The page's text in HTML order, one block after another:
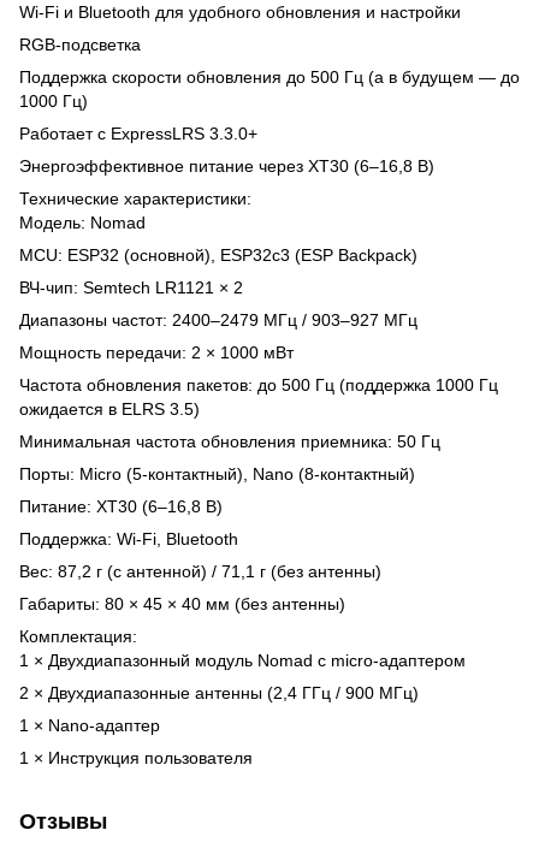
Wi-Fi и Bluetooth для удобного обновления и настройки
RGB-подсветка
Поддержка скорости обновления до 500 Гц (а в будущем — до
1000 Гц)
Работает с ExpressLRS 3.3.0+
Энергоэффективное питание через XT30 (6–16,8 В)
Технические характеристики:
Модель: Nomad
MCU: ESP32 (основной), ESP32c3 (ESP Backpack)
ВЧ-чип: Semtech LR1121 × 2
Диапазоны частот: 2400–2479 МГц / 903–927 МГц
Мощность передачи: 2 × 1000 мВт
Частота обновления пакетов: до 500 Гц (поддержка 1000 Гц
ожидается в ELRS 3.5)
Минимальная частота обновления приемника: 50 Гц
Порты: Micro (5-контактный), Nano (8-контактный)
Питание: XT30 (6–16,8 В)
Поддержка: Wi-Fi, Bluetooth
Вес: 87,2 г (с антенной) / 71,1 г (без антенны)
Габариты: 80 × 45 × 40 мм (без антенны)
Комплектация:
1 × Двухдиапазонный модуль Nomad с micro-адаптером
2 × Двухдиапазонные антенны (2,4 ГГц / 900 МГц)
1 × Nano-адаптер
1 × Инструкция пользователя
Отзывы